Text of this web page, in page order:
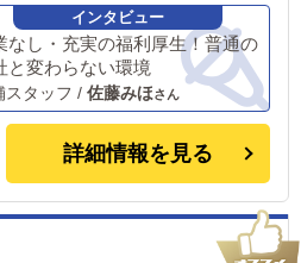
、鳥取、愛媛、沖縄他）
なし・充実の福利厚生！普通の
と変わらない環境
スタッフ / 佐藤みほ
詳細情報を見る